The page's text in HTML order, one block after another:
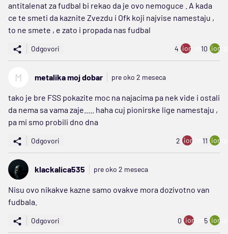
antitalenat za fudbal bi rekao da je ovo nemoguce . A kada
ce te smeti da kaznite Zvezdu i Ofk koji najvise namestaju ,
to ne smete , e zato i propada nas fudbal
Odgovori 4 ion:minus
10
M metalika moj dobar pre oko 2 meseca
tako je bre FSS pokazite moc na najacima pa nek vide i ostali
da nema sa vama zaje..... haha cuj pionirske lige namestaju ,
pa mi smo probili dno dna
Odgovori 2 ion:minus
11
klackalica535 pre oko 2 meseca
Nisu ovo nikakve kazne samo ovakve mora dozivotno van
fudbala.
Odgovori 0 ion:minus
5